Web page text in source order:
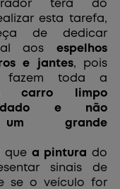
terá do
esta tarefa,
de dedicar
aos espelhos
e jantes, pois
fazem toda a
carro limpo
e não
um grande
que a pintura do
sinais de
se o veículo for